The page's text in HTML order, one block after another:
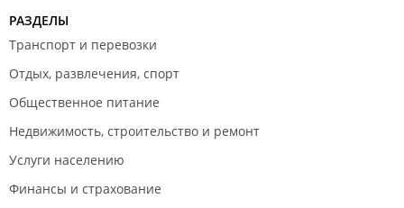
РАЗДЕЛЫ
Транспорт и перевозки
Отдых, развлечения, спорт
Общественное питание
Недвижимость, строительство и ремонт
Услуги населению
Финансы и страхование